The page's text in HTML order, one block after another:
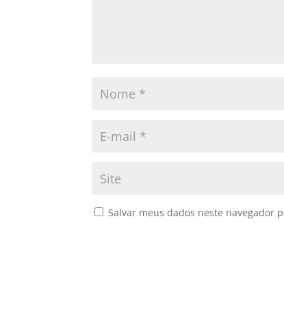
Salvar meus dados neste navegador